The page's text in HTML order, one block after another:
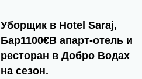
Уборщик в Hotel Saraj,
Бар1100€В апарт-отель и
ресторан в Добро Водах
на сезон.